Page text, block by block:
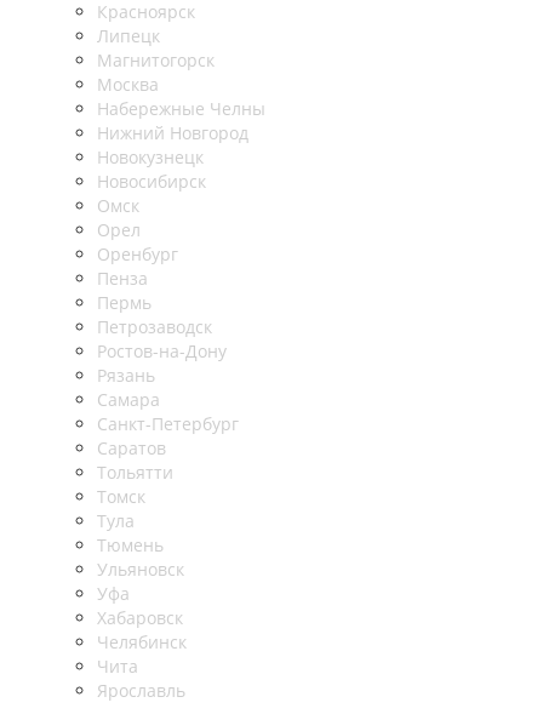
Красноярск
Липецк
Магнитогорск
Москва
Набережные Челны
Нижний Новгород
Новокузнецк
Новосибирск
Омск
Орел
Оренбург
Пенза
Пермь
Петрозаводск
Ростов-на-Дону
Рязань
Самара
Санкт-Петербург
Саратов
Тольятти
Томск
Тула
Тюмень
Ульяновск
Уфа
Хабаровск
Челябинск
Чита
Ярославль